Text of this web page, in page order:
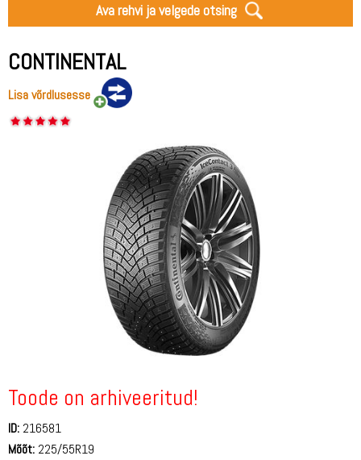
Ava rehvi ja velgede otsing
CONTINENTAL
Lisa võrdlusesse
Toode on arhiveeritud!
ID: 216581
Mõõt: 225/55R19